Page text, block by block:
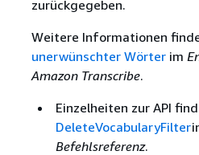
zurückgegeben.
Weitere Informationen
unerwünschter Wörterim
Amazon Transcribe.
Einzelheiten zur API
DeleteVocabularyFilter
Befehlsreferenz.